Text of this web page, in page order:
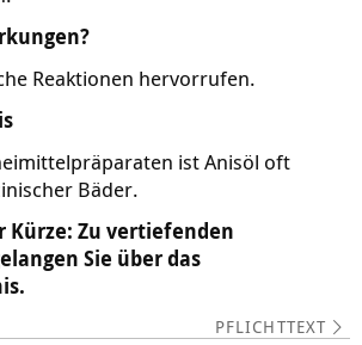
Reaktionen hervorrufen.
ist Anisöl oft
Bäder.
Kürze: Zu vertiefenden
Sie über das
PFLICHTTEXT